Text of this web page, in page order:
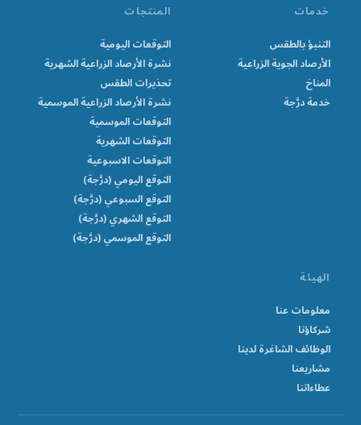
خدمات
التنبؤ بالطقس
الأرصاد الجوية الزراعية
المناخ
خدمة درَّجة
المنتجات
التوقعات اليومية
نشرة الأرصاد الزراعية الشهرية
تحذيرات الطقس
نشرة الأرصاد الزراعية الموسمية
التوقعات الموسمية
التوقعات الشهرية
التوقعات الاسبوعية
التوقع اليومي (درَّجة)
التوقع السبوعي (درَّجة)
التوقع الشهري (درَّجة)
التوقع الموسمي (درَّجة)
الهيئة
معلومات عنا
شركاؤنا
الوظائف الشاغرة لدينا
مشاريعنا
عطاءاتنا